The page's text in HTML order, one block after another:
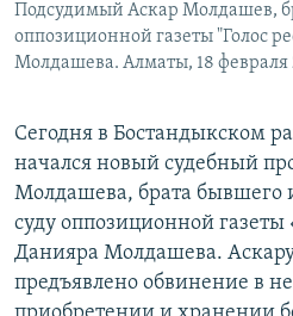
Подсудимый Аскар Молдашев,
оппозиционной газеты "Голос
Молдашева. Алматы, 18 февраля
Сегодня в Бостандыкском
начался новый судебный
Молдашева, брата бывшего
суду оппозиционной газеты
Данияра Молдашева.
предъявлено обвинение в